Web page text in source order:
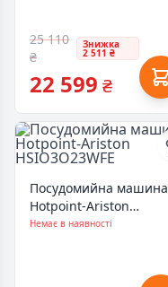
25 110
₴
Знижка
2 511 ₴
22 599 ₴
Посудомийна машина
Hotpoint-Ariston
HSIO3O23WFE
Немає в наявності